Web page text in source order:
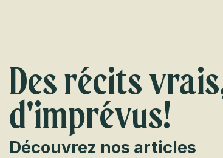
Des récits
d'imprévus!
Découvrez nos articles